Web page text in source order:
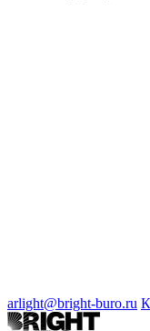
arlight@bright-buro.ru